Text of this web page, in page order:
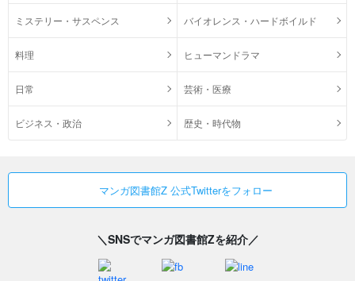
ミステリー・サスペンス バイオレンス・ハードボイルド
料理 ヒューマンドラマ
日常 芸術・医療
ビジネス・政治 歴史・時代物
マンガ図書館Z 公式Twitterをフォロー
＼SNSでマンガ図書館Zを紹介／